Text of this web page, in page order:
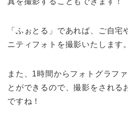
「ふぉとる」であれば、ご自宅
ニティフォトを撮影いたします。
また、1時間からフォトグラフ
とができるので、撮影をされる
ですね！